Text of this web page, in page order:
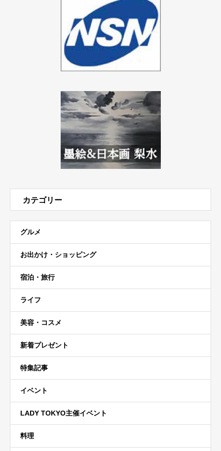
カテゴリー
グルメ
お出かけ・ショッピング
宿泊・旅行
ライフ
美容・コスメ
新着プレゼント
特集記事
イベント
LADY TOKYO主催イベント
料理